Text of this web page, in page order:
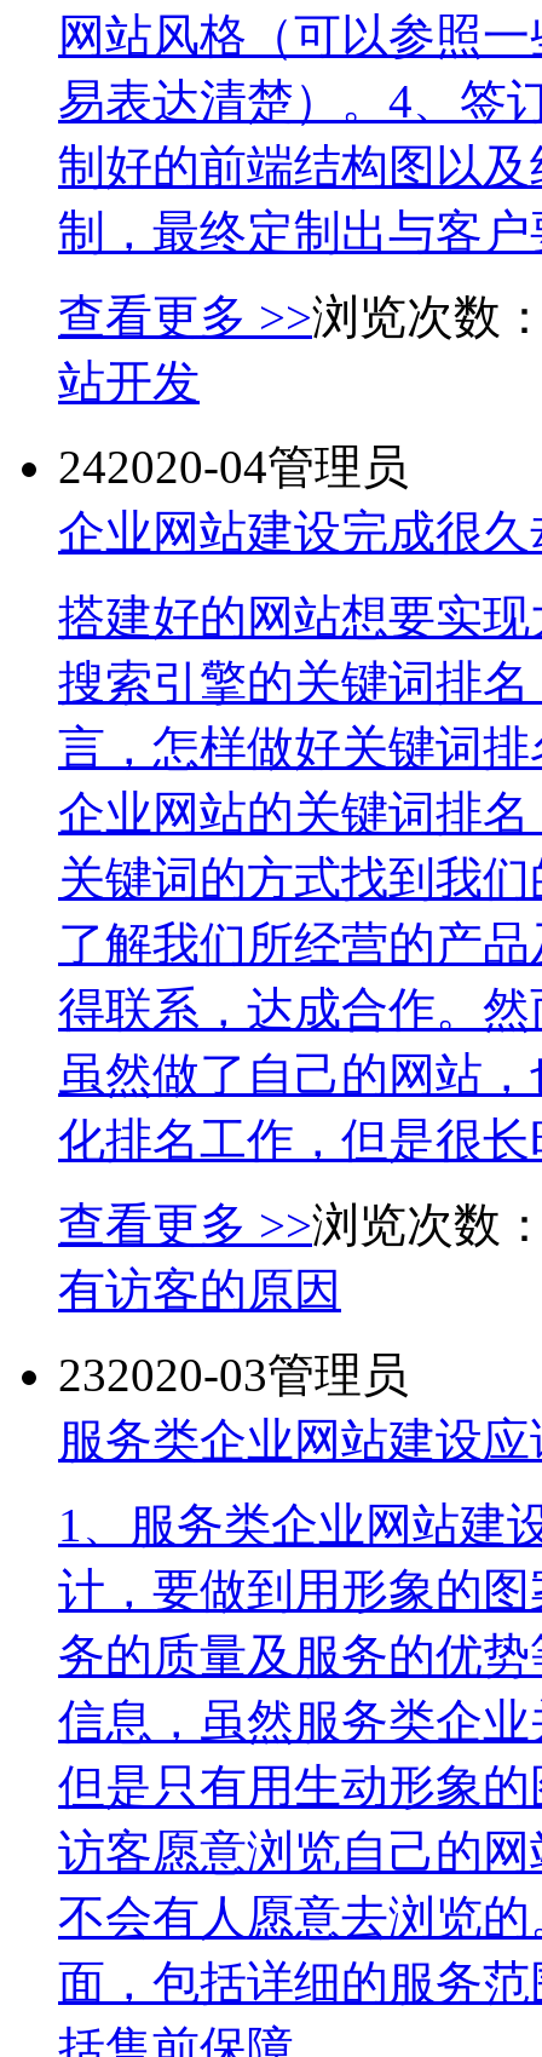
网站风格（可以参照
易表达清楚）。4、签
制好的前端结构图以
制，最终定制出与客
查看更多 >>浏览次数
站开发
242020-04管理员
企业网站建设完成很
搭建好的网站想要实
搜索引擎的关键词排
言，怎样做好关键词
企业网站的关键词排
关键词的方式找到我
了解我们所经营的产
得联系，达成合作。
虽然做了自己的网站
化排名工作，但是很
查看更多 >>浏览次数
有访客的原因
232020-03管理员
服务类企业网站建设
1、服务类企业网站建
计，要做到用形象的
务的质量及服务的优
信息，虽然服务类企
但是只有用生动形象
访客愿意浏览自己的
不会有人愿意去浏览
面，包括详细的服务